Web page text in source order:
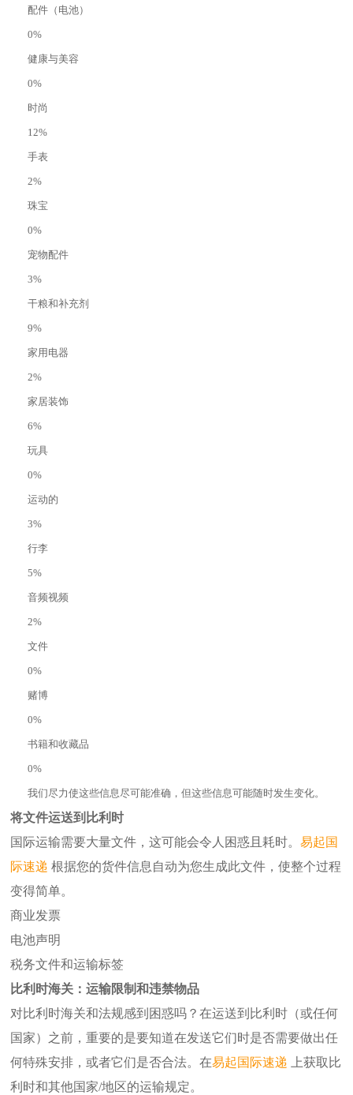
配件（电池）
0%
健康与美容
0%
时尚
12%
手表
2%
珠宝
0%
宠物配件
3%
干粮和补充剂
9%
家用电器
2%
家居装饰
6%
玩具
0%
运动的
3%
行李
5%
音频视频
2%
文件
0%
赌博
0%
书籍和收藏品
0%
我们尽力使这些信息尽可能准确，但这些信息可能随时发生变化。
将文件运送到比利时
国际运输需要大量文件，这可能会令人困惑且耗时。易起国
际速递 根据您的货件信息自动为您生成此文件，使整个过程
变得简单。
商业发票
电池声明
税务文件和运输标签
比利时海关：运输限制和违禁物品
对比利时海关和法规感到困惑吗？在运送到比利时（或任何
国家）之前，重要的是要知道在发送它们时是否需要做出任
何特殊安排，或者它们是否合法。在易起国际速递 上获取比
利时和其他国家/地区的运输规定。